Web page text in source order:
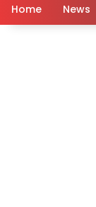
Home News